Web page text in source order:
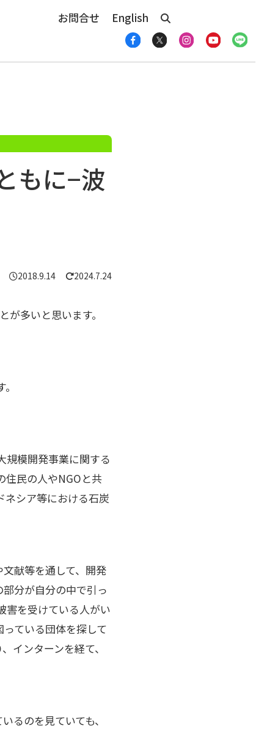
お問合せ English
もに−波
2018.9.14 2024.7.24
多いと思います。
規模開発事業に関する
住民の人やNGOと共
ネシア等における石炭
献等を通して、開発
分が自分の中で引っ
害を受けている人がい
ている団体を探して
インターンを経て、
るのを見ていても、